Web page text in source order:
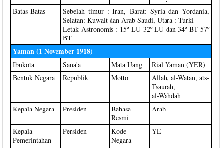
Batas-Batas
Sebelah timur : Iran, Barat: Syria dan Yordania,
Selatan: Kuwait dan Arab Saudi, Utara : Turki
Letak Astronomis : 15º LU-32º LU dan 34º BT-57º
BT
Yaman (1 November 1918)
Ibukota Sana'a Mata Uang
Rial Yaman (YER)
Bentuk Negara
Republik Motto
Allah, al-Watan, ats-
Tsaurah,
al-Wahdah
Kepala Negara
Presiden
Bahasa
Resmi
Arab
Kepala
Pemerintahan
Persiden
Kode
Negara
YE